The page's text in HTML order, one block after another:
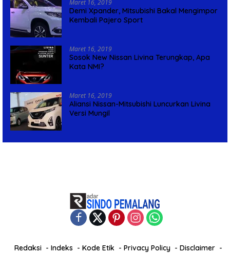
Maret 16, 2019
Demi Xpander, Mitsubishi Bakal Mengimpor
Kembali Pajero Sport
Maret 16, 2019
Sosok New Nissan Livina Terungkap, Apa
Kata NMI?
Maret 16, 2019
Aliansi Nissan-Mitsubishi Luncurkan Livina
Versi Mungil
Redaksi Indeks Kode Etik Privacy Policy Disclaimer